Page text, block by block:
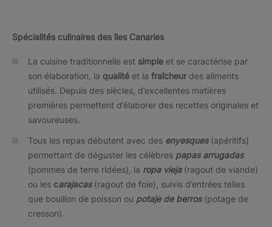
Spécialités culinaires des îles Canaries
La cuisine traditionnelle est simple et se caractérise par
son élaboration, la qualité et la fraîcheurdes aliments
utilisés. Depuis des siècles, d’excellentes matières
premières permettent d’élaborer des recettes originales et
savoureuses.
Tous les repas débutent avec des enyesques(apéritifs)
permettant de déguster les célèbres papas arrugadas
(pommes de terre ridées), la ropa vieja(ragout de viande)
ou les carajacas(ragout de foie), suivis d’entrées telles
que bouillon de poisson ou potaje de berros(potage de
cresson).